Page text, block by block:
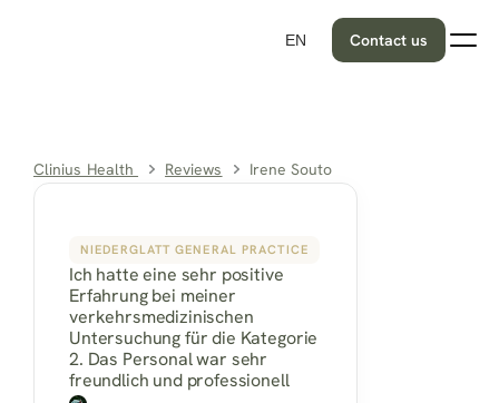
EN Contact us
Clinius Health Reviews Irene Souto
NIEDERGLATT GENERAL PRACTICE
Ich hatte eine sehr positive
Erfahrung bei meiner
verkehrsmedizinischen
Untersuchung für die Kategorie
2. Das Personal war sehr
freundlich und professionell